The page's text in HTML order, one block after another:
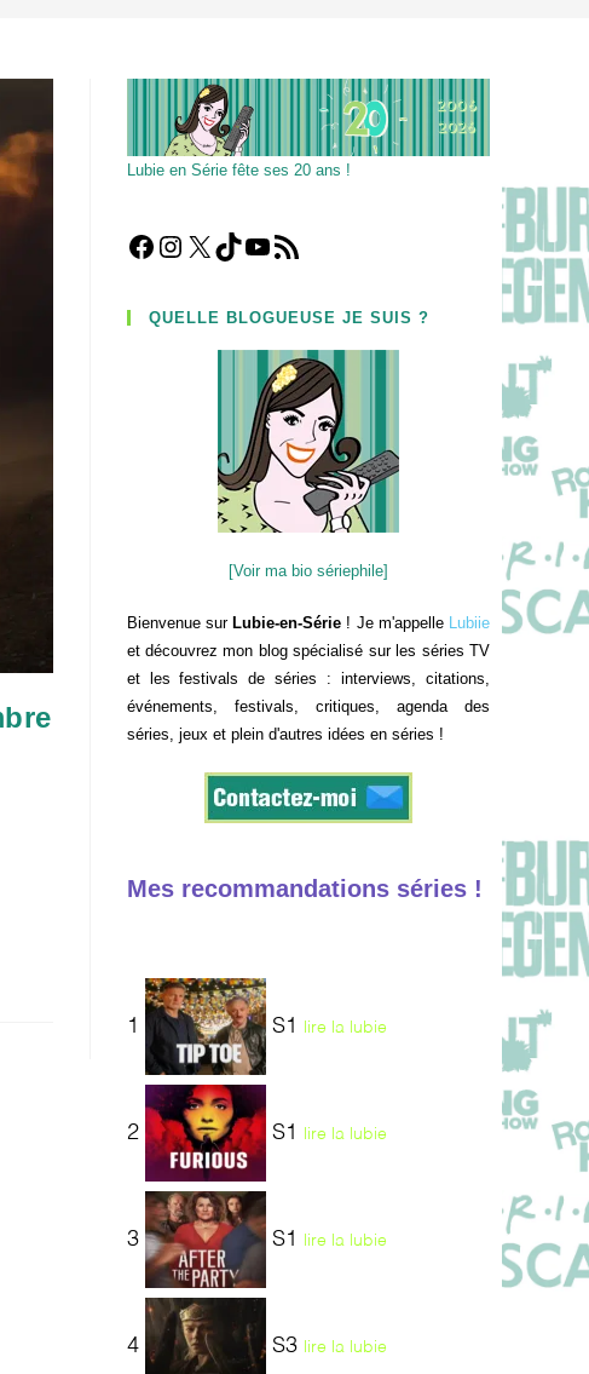
Lubie en Série fête ses 20 ans !
Facebook
Instagram
X TikTokYouTube
Flux RSS
QUELLE BLOGUEUSE JE SUIS ?
[Voir ma bio sériephile]
Bienvenue sur Lubie-en-Série ! Je m'appelle Lubiie
et découvrez mon blog spécialisé sur les séries TV
et les festivals de séries : interviews, citations,
événements, festivals, critiques, agenda des
séries, jeux et plein d'autres idées en séries !
Mes recommandations séries !
1 S1 lire la lubie
2 S1 lire la lubie
3 S1 lire la lubie
4 S3 lire la lubie